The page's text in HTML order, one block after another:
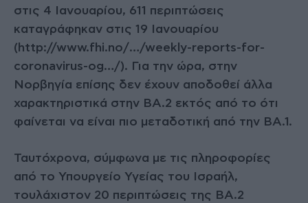
στις 4 Ιανουαρίου, 611 περιπτώσεις
καταγράφηκαν στις 19 Ιανουαρίου
(http://www.fhi.no/…/weekly-reports-for-
coronavirus-og…/). Για την ώρα, στην
Νορβηγία επίσης δεν έχουν αποδοθεί άλλα
χαρακτηριστικά στην ΒΑ.2 εκτός από το ότι
φαίνεται να είναι πιο μεταδοτική από την BA.1.
Ταυτόχρονα, σύμφωνα με τις πληροφορίες
από το Υπουργείο Υγείας του Ισραήλ,
τουλάχιστον 20 περιπτώσεις της ΒΑ.2